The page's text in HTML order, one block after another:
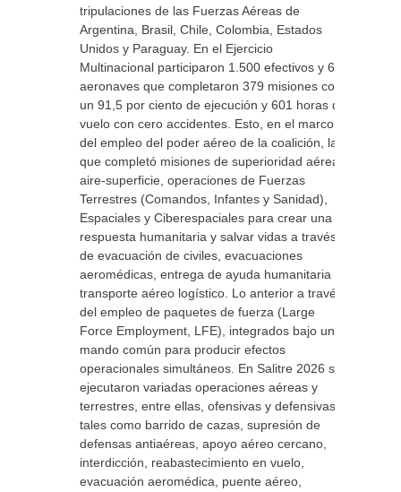
tripulaciones de las Fuerzas Aéreas de
Argentina, Brasil, Chile, Colombia, Estados
Unidos y Paraguay. En el Ejercicio
Multinacional participaron 1.500 efectivos y 60
aeronaves que completaron 379 misiones con
un 91,5 por ciento de ejecución y 601 horas de
vuelo con cero accidentes. Esto, en el marco
del empleo del poder aéreo de la coalición, la
que completó misiones de superioridad aérea,
aire-superficie, operaciones de Fuerzas
Terrestres (Comandos, Infantes y Sanidad),
Espaciales y Ciberespaciales para crear una
respuesta humanitaria y salvar vidas a través
de evacuación de civiles, evacuaciones
aeromédicas, entrega de ayuda humanitaria y
transporte aéreo logístico. Lo anterior a través
del empleo de paquetes de fuerza (Large
Force Employment, LFE), integrados bajo un
mando común para producir efectos
operacionales simultáneos. En Salitre 2026 se
ejecutaron variadas operaciones aéreas y
terrestres, entre ellas, ofensivas y defensivas
tales como barrido de cazas, supresión de
defensas antiaéreas, apoyo aéreo cercano,
interdicción, reabastecimiento en vuelo,
evacuación aeromédica, puente aéreo,